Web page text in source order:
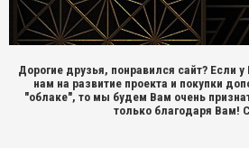
Дорогие друзья, понравился сайт? Если
нам на развитие проекта и покупки
"облаке", то мы будем Вам очень
только благодаря Вам!